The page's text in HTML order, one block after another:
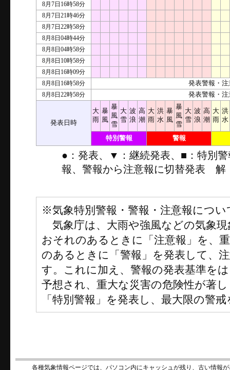
8月7日16時58分
8月7日21時46分
8月7日22時58分
8月8日04時44分
8月8日04時58分
8月8日10時58分
8月8日16時09分
8月8日16時58分
発表警報・
8月8日22時58分
発表警報・
発表日時
大
雨
暴
風
暴
風
雪
大
雪
波
浪
高
潮
大
雨
洪
水
暴
風
暴
風
雪
大
雪
波
浪
高
潮
大
雨
洪
水
特別警報 警報
●：発表、▼：継続発表、■：特別
報、警報から注意報に切替発表 解
※気象特別警報・警報・注意報につい
気象庁は、大雨や強風などの気象
おそれのあるときに「注意報」を、
のあるときに「警報」を発表して、
す。これに加え、警報の発表基準を
予想され、重大な災害の危険性が著
「特別警報」を発表し、最大限の警
各種気象情報ページでは、パソコン内にキャッシュが残り、古い情報